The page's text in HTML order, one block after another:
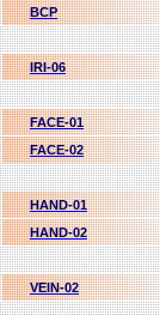
BCP
IRI-06
FACE-01
FACE-02
HAND-01
HAND-02
VEIN-02